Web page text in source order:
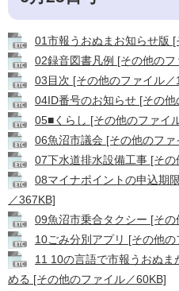
01市報うおぬまお知らせ版
02録音図書凡例 [その他のフ
03目次 [その他のファイル／
04ID番号のお知らせ [その
05■くらし [その他のファイ
06魚沼市議会 [その他のファ
07下水道排水設備工事 [そ
08マイナポイントの申込期
／367KB]
09魚沼市乗合タクシー [そ
10ごみ分別アプリ [その他
11 10の言語で市報うおぬ
める [その他のファイル／60KB]